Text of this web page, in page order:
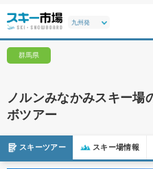
群馬県
ノルンみなかみスキー場
ボツアー
スキーツアー スキー場情報